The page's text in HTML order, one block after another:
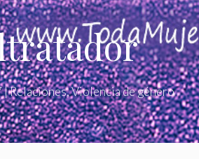
|Relaciones,Violencia de género